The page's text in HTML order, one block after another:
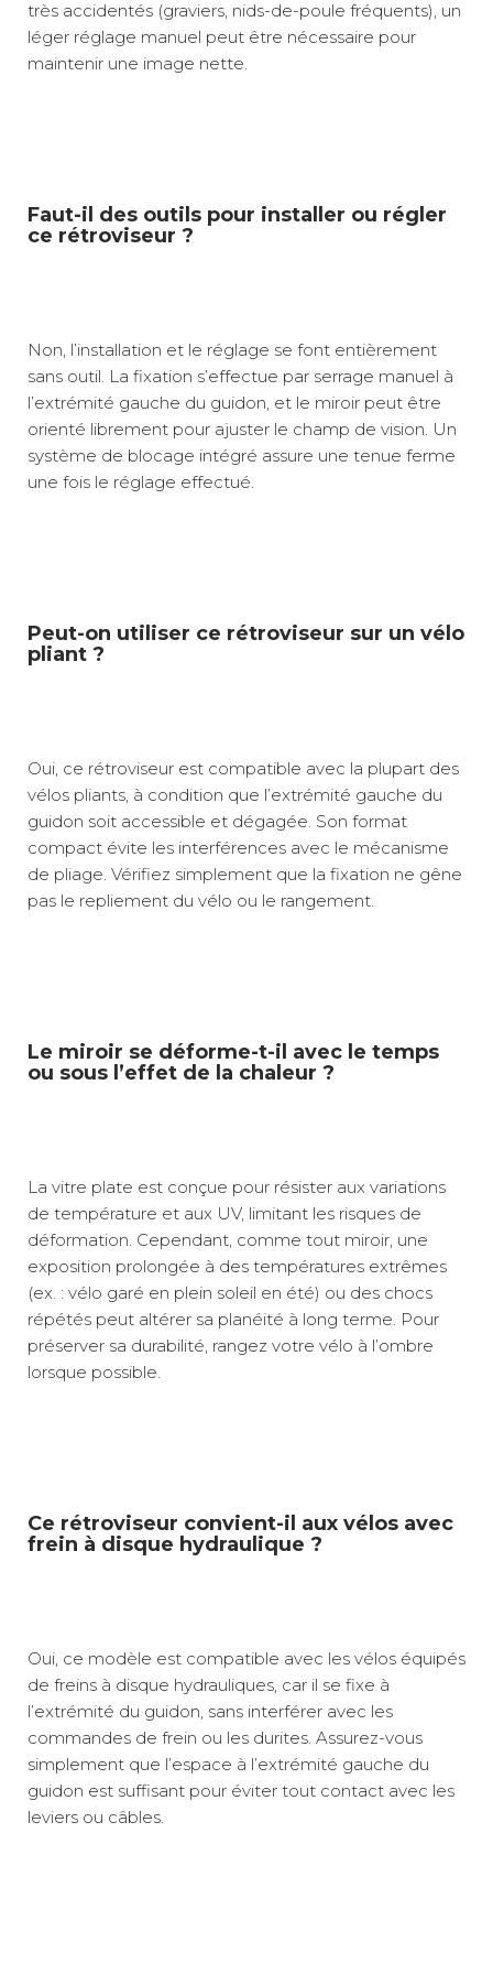
très accidentés (graviers, nids-de-poule fréquents), un
léger réglage manuel peut être nécessaire pour
maintenir une image nette.
Faut-il des outils pour installer ou régler
ce rétroviseur ?
Non, l’installation et le réglage se font entièrement
sans outil. La fixation s’effectue par serrage manuel à
l’extrémité gauche du guidon, et le miroir peut être
orienté librement pour ajuster le champ de vision. Un
système de blocage intégré assure une tenue ferme
une fois le réglage effectué.
Peut-on utiliser ce rétroviseur sur un vélo
pliant ?
Oui, ce rétroviseur est compatible avec la plupart des
vélos pliants, à condition que l’extrémité gauche du
guidon soit accessible et dégagée. Son format
compact évite les interférences avec le mécanisme
de pliage. Vérifiez simplement que la fixation ne gêne
pas le repliement du vélo ou le rangement.
Le miroir se déforme-t-il avec le temps
ou sous l’effet de la chaleur ?
La vitre plate est conçue pour résister aux variations
de température et aux UV, limitant les risques de
déformation. Cependant, comme tout miroir, une
exposition prolongée à des températures extrêmes
(ex. : vélo garé en plein soleil en été) ou des chocs
répétés peut altérer sa planéité à long terme. Pour
préserver sa durabilité, rangez votre vélo à l’ombre
lorsque possible.
Ce rétroviseur convient-il aux vélos avec
frein à disque hydraulique ?
Oui, ce modèle est compatible avec les vélos équipés
de freins à disque hydrauliques, car il se fixe à
l’extrémité du guidon, sans interférer avec les
commandes de frein ou les durites. Assurez-vous
simplement que l’espace à l’extrémité gauche du
guidon est suffisant pour éviter tout contact avec les
leviers ou câbles.